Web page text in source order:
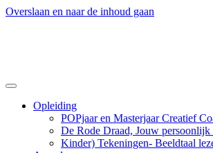
Overslaan en naar de inhoud gaan
Opleiding
POPjaar en Masterjaar Creatief
De Rode Draad, Jouw persoonlijk
Kinder) Tekeningen- Beeldtaal